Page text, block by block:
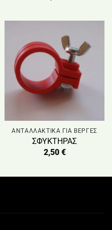
ΑΝΤΑΛΛΑΚΤΙΚΑ ΓΙΑ ΒΕΡΓΕΣ
ΣΦΥΚΤΗΡΑΣ
2,50 €